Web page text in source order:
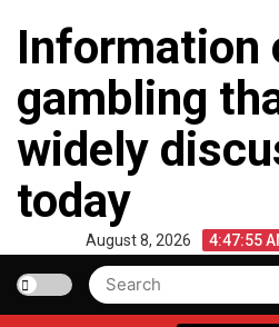
content
Information
gambling
widely
today
August 8, 2026 4:47:55
Search
for: